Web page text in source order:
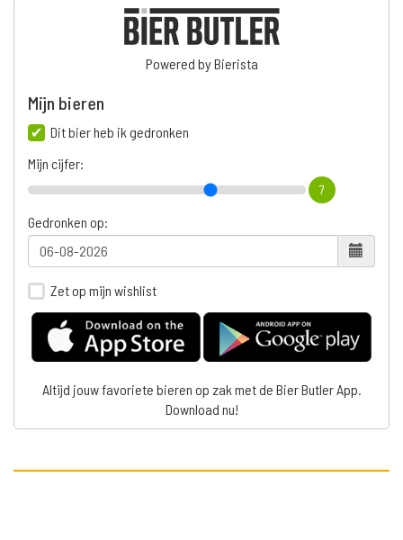
Powered by Bierista
Mijn bieren
Dit bier heb ik gedronken
Mijn cijfer:
7
Gedronken op:
Zet op mijn wishlist
Altijd jouw favoriete bieren op zak met de Bier Butler App.
Download nu!